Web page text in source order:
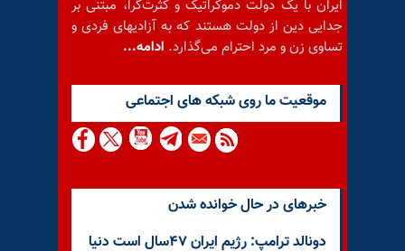
ایران با یک دولت دموکراتیک و کثرت‌گرا، مبتنی بر
جدایی دین از دولت هستند که به آزادیهای فردی و
تساوی زن و مرد احترام می‌گذارد. ادامه...
موقعيت ما روى شبكه هاى اجتماعى
خبرهای در حال خوانده شدن
دونالد ترامپ: رژیم ایران ۴۷سال است دنیا